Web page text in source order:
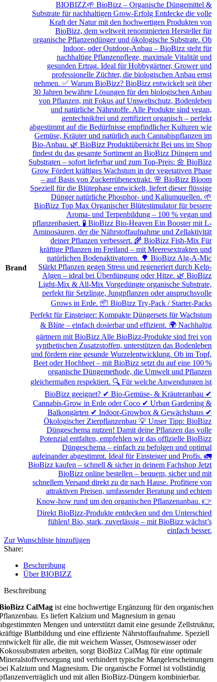
Brand
BIOBIZZ🌱 BioBizz – Organische Düngemittel &
Substrate für nachhaltigen Grow-Erfolg Entdecke die volle
Kraft der Natur mit den hochwertigen Produkten von
BioBizz, dem weltweit renommierten Hersteller für
organische Pflanzendünger und ökologische Substrate. Ob
Indoor- oder Outdoor-Anbau – BioBizz steht für
nachhaltige Pflanzenpflege, maximale Vitalität und
gesunden Ertrag. Ideal für Hobbygärtner, Grower und
professionelle Züchter, die biologischen Anbau ernst
nehmen. ✅ Warum BioBizz? BioBizz entwickelt seit über
30 Jahren bewährte Lösungen für den biologischen Anbau
von Pflanzen, mit Fokus auf Umweltschutz, Bodenleben
und natürliche Nährstoffe. Alle Produkte sind vegan,
gentechnikfrei und zertifiziert organisch – perfekt
abgestimmt auf die Bedürfnisse empfindlicher Kulturen wie
Gemüse, Kräuter und natürlich auch Cannabispflanzen im
Bio-Anbau. 🌿 BioBizz Produktübersicht Bei uns im Shop
findest du das gesamte Sortiment an BioBizz Düngern und
Substraten – sofort lieferbar und zum Top-Preis: 🌼 BioBizz
Grow Fördert kräftiges Wachstum in der vegetativen Phase
– auf Basis von Zuckerrübenextrakt. 🌸 BioBizz Bloom
Speziell für die Blütephase entwickelt, liefert dieser flüssige
Dünger natürliche Phosphor- und Kaliumquellen. 🌱
BioBizz Top Max Organischer Blütestimulator für bessere
Aroma- und Terpenbildung – 100 % vegan und
pflanzenbasiert. 🧪 BioBizz Bio-Heaven Ein Booster mit L-
Aminosäuren, der die Nährstoffaufnahme und Zellaktivität
deiner Pflanzen verbessert. 🌾 BioBizz Fish-Mix Für
kräftige Pflanzen im Freiland – mit Meeresextrakten und
natürlichen Bodenaktivatoren. 🌳 BioBizz Alg-A-Mic
Stärkt Pflanzen gegen Stress und regeneriert durch Kelp-
Algen – ideal bei Überdüngung oder Hitze. 🌿 BioBizz
Light-Mix & All-Mix Vorgedüngte organische Substrate,
perfekt für Setzlinge, Jungpflanzen oder anspruchsvolle
Grows in Erde. 📦 BioBizz Try-Pack / Starter-Packs
Perfekt für Einsteiger: Kompakte Düngersets für Wachstum
& Blüte – einfach dosierbar und effizient. 🌍 Nachhaltig
gärtnern mit BioBizz Alle BioBizz-Produkte sind frei von
synthetischen Zusatzstoffen, unterstützen das Bodenleben
und fördern eine gesunde Wurzelentwicklung. Ob im Topf,
Beet oder Hochbeet – mit BioBizz setzt du auf eine 100 %
organische Düngemethode, die Umwelt und Pflanzen
gleichermaßen respektiert. 🔍 Für welche Anwendungen ist
BioBizz geeignet? ✔ Bio-Gemüse- & Kräuteranbau ✔
Cannabis-Grow in Erde oder Coco ✔ Urban Gardening &
Balkongärten ✔ Indoor-Growbox & Gewächshaus ✔
Ökologischer Zierpflanzenbau 💡 Unser Tipp: BioBizz
Düngeschema nutzen! Damit deine Pflanzen das volle
Potenzial entfalten, empfehlen wir das offizielle BioBizz
Düngeschema – einfach zu befolgen und optimal
aufeinander abgestimmt. Ideal für Einsteiger und Profis. 🚛
BioBizz kaufen – schnell & sicher in deinem Fachshop Jetzt
BioBizz online bestellen – bequem, sicher und mit
schnellem Versand direkt zu dir nach Hause. Profitiere von
attraktiven Preisen, umfassender Beratung und echtem
Know-how rund um den organischen Pflanzenanbau. 👉
Direkt BioBizz-Produkte entdecken und den Unterschied
fühlen! Bio, stark, zuverlässig – mit BioBizz wächst’s
einfach besser.
Zur Wunschliste hinzufügen
Share:
Beschreibung
Über BIOBIZZ
Beschreibung
CalMag ist eine hochwertige Ergänzung für den organischen
Es liefert Kalzium und Magnesium in genau
Mengen und unterstützt damit eine gesunde Zellstruktur,
Blattbildung und eine effiziente Nährstoffaufnahme. Speziell
für alle, die mit weichem Wasser, Osmosewasser oder
arbeiten, sorgt BioBizz CalMag für eine optimale
und verhindert typische Mangelerscheinungen
Kalzium und Magnesium. Die organische Formel ist vollständig
und mit allen BioBizz-Düngern kombinierbar.